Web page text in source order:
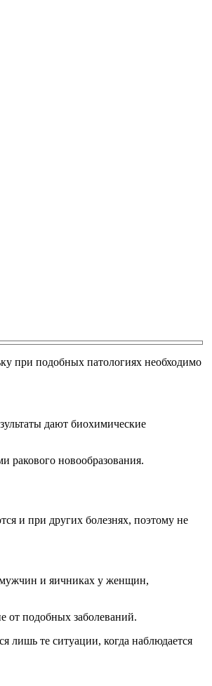
при подобных патологиях необходимо
дают биохимические
ракового новообразования.
и при других болезнях, поэтому не
мужчин и яичниках у женщин,
от подобных заболеваний.
лишь те ситуации, когда наблюдается